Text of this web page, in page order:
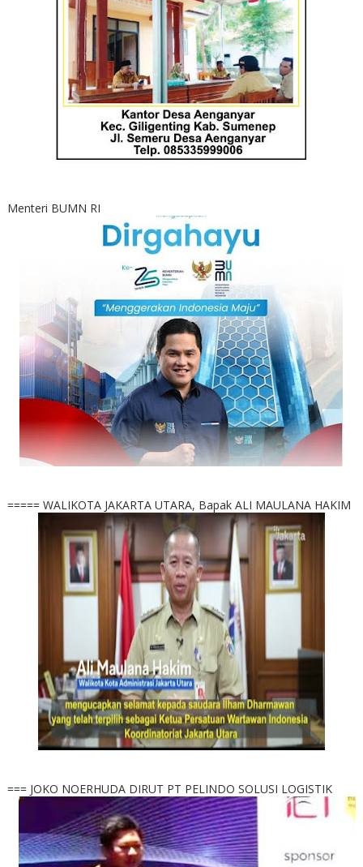
Menteri BUMN RI
===== WALIKOTA JAKARTA UTARA, Bapak ALI MAULANA HAKIM
=== JOKO NOERHUDA DIRUT PT PELINDO SOLUSI LOGISTIK